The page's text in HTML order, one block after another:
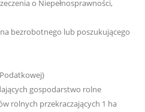
o Niepełnosprawności,
bezrobotnego lub poszukującego
gospodarstwo rolne
rolnych przekraczających 1 ha